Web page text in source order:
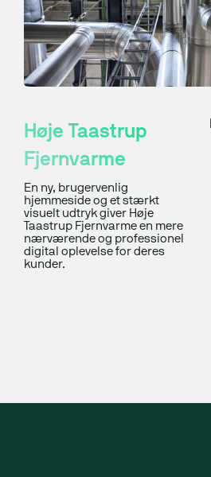
Høje Taastrup
Fjernvarme
En ny, brugervenlig
hjemmeside og et stærkt
visuelt udtryk giver Høje
Taastrup Fjernvarme en mere
nærværende og professionel
digital oplevelse for deres
kunder.